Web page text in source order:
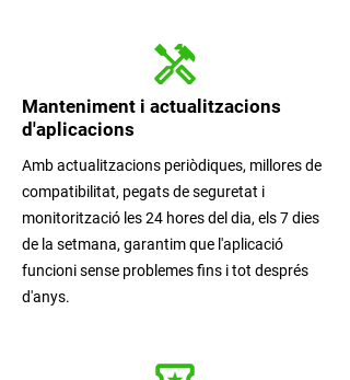
Manteniment i actualitzacions
d'aplicacions
Amb actualitzacions periòdiques, millores de
compatibilitat, pegats de seguretat i
monitorització les 24 hores del dia, els 7 dies
de la setmana, garantim que l'aplicació
funcioni sense problemes fins i tot després
d'anys.